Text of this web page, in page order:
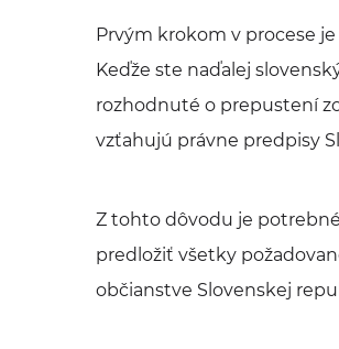
Prvým krokom v procese
Keďže ste naďalej
rozhodnuté o prepustení
vzťahujú právne predpisy
Z tohto dôvodu je
predložiť všetky
občianstve Slovenskej